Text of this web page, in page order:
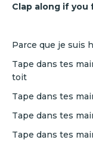
Clap along if
Parce que je suis
Tape dans tes
toit
Tape dans tes
Tape dans tes
Tape dans tes